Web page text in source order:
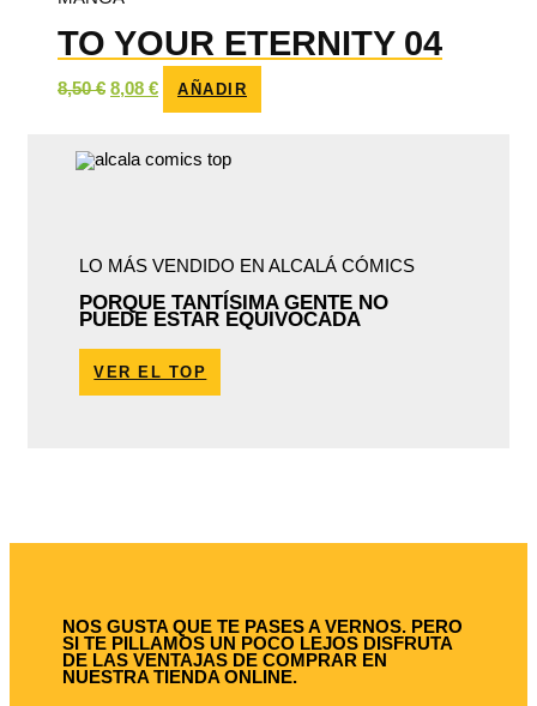
TO YOUR ETERNITY 04
8,50€ El
8,50 €.
8,08 €El
8,08 €.
AÑADIR
LO MÁS VENDIDO EN ALCALÁ CÓMICS
PORQUE TANTÍSIMA GENTE NO
PUEDE ESTAR EQUIVOCADA
VER EL TOP
NOS GUSTA QUE TE PASES A VERNOS. PERO
SI TE PILLAMOS UN POCO LEJOS DISFRUTA
DE LAS VENTAJAS DE COMPRAR EN
NUESTRA TIENDA ONLINE.